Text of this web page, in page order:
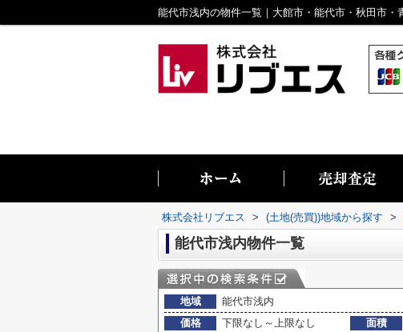
株式会社リブエス > (土地(売買))地域から探す >
能代市浅内物件一覧
地域
能代市浅内
価格
下限なし～上限なし 面積